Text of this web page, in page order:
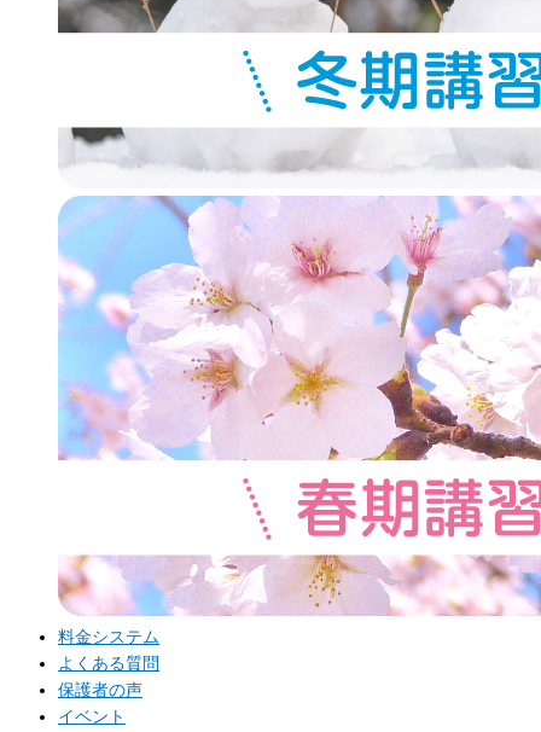
料金システム
よくある質問
保護者の声
イベント